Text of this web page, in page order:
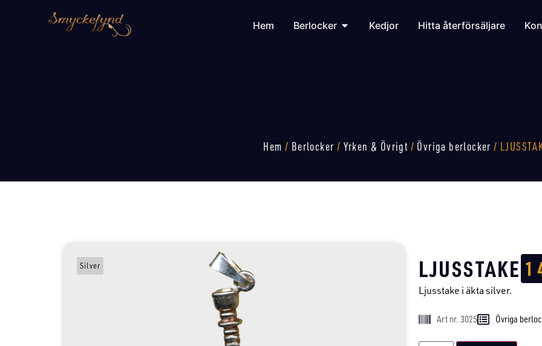
Hem Berlocker Kedjor Hitta återförsäljare
Hem / Berlocker / Yrken & Övrigt / Övriga berlocker /
Silver LJUSSTAKE 1
Ljusstake i äkta silver.
Art nr. 3025 Övriga